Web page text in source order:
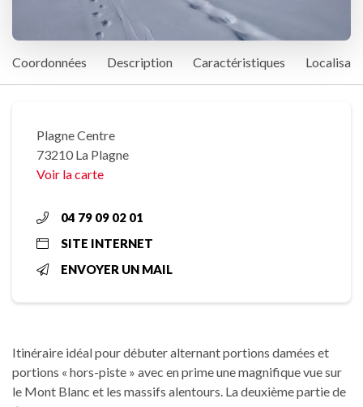
Coordonnées Description Caractéristiques
Plagne Centre
73210 La Plagne
Voir la carte
04 79 09 02 01
SITE INTERNET
ENVOYER UN MAIL
Itinéraire idéal pour débuter alternant portions damées et
portions « hors-piste » avec en prime une magnifique vue sur
le Mont Blanc et les massifs alentours. La deuxième partie de